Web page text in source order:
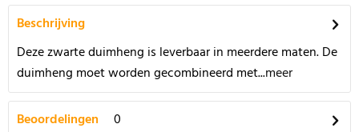
Beschrijving
Deze zwarte duimheng is leverbaar in meerdere maten. De
duimheng moet worden gecombineerd met...meer
Beoordelingen
0